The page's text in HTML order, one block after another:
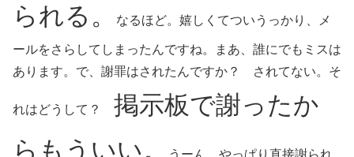
られる。
なるほど。嬉しくてついうっかり、メ
ールをさらしてしまったんですね。まあ、誰にでもミスは
あります。で、謝罪はされたんですか？ されてない。そ
れはどうして？ 掲示板で謝ったか
らもういい。
うーん、やっぱり直接謝られ